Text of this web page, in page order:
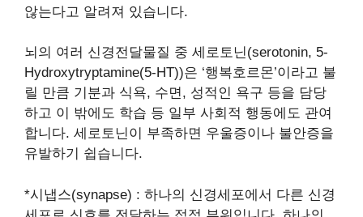
않는다고 알려져 있습니다.
뇌의 여러 신경전달물질 중 세로토닌(serotonin, 5-
Hydroxytryptamine(5-HT))은 ‘행복호르몬’이라고 불
릴 만큼 기분과 식욕, 수면, 성적인 욕구 등을 담당
하고 이 밖에도 학습 등 일부 사회적 행동에도 관여
합니다. 세로토닌이 부족하면 우울증이나 불안증을
유발하기 쉽습니다.
*시냅스(synapse) : 하나의 신경세포에서 다른 신경